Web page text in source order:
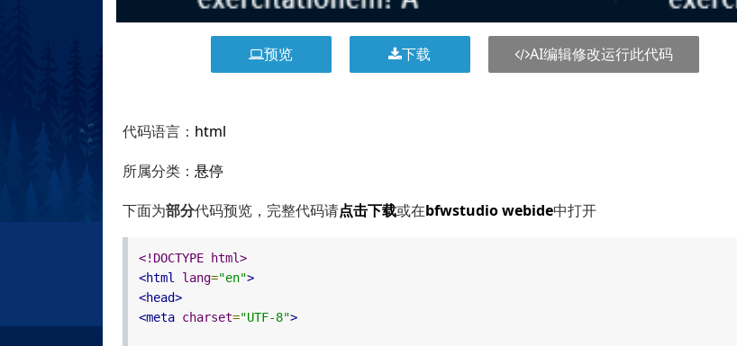
预览 下载 AI编辑修改运行此代码
代码语言： html
所属分类：悬停
下面为部分代码预览，完整代码请点击下载或在bfwstudio webide中打开
<!DOCTYPE html>
<html
lang="en">
<head>
<meta charset="UTF-8">